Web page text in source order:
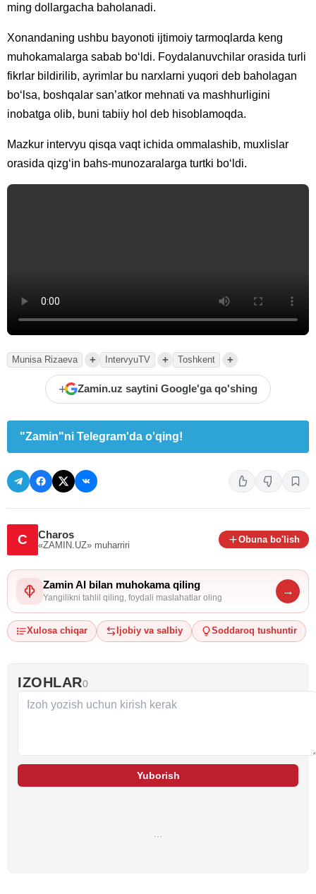
ming dollargacha baholanadi.
Xonandaning ushbu bayonoti ijtimoiy tarmoqlarda keng
muhokamalarga sabab bo‘ldi. Foydalanuvchilar orasida turli
fikrlar bildirilib, ayrimlar bu narxlarni yuqori deb baholagan
bo‘lsa, boshqalar san’atkor mehnati va mashhurligini
inobatga olib, buni tabiiy hol deb hisoblamoqda.
Mazkur intervyu qisqa vaqt ichida ommalashib, muxlislar
orasida qizg‘in bahs-munozaralarga turtki bo‘ldi.
Munisa Rizaeva + IntervyuTV + Toshkent +
+ Zamin.uz saytini Google'ga qo'shing
"Zamin"ni Telegram'da o'qing!
C Charos
«ZAMIN.UZ» muharriri
Obuna bo'lish
Zamin AI bilan muhokama qiling
Yangilikni tahlil qiling, foydali maslahatlar oling
→
Xulosa chiqar Ijobiy va salbiy Soddaroq tushuntir
IZOHLAR0
Yuborish